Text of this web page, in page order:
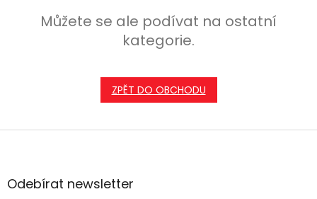
Můžete se ale podívat na ostatní
kategorie.
ZPĚT DO OBCHODU
Z
aOdebírat newsletter